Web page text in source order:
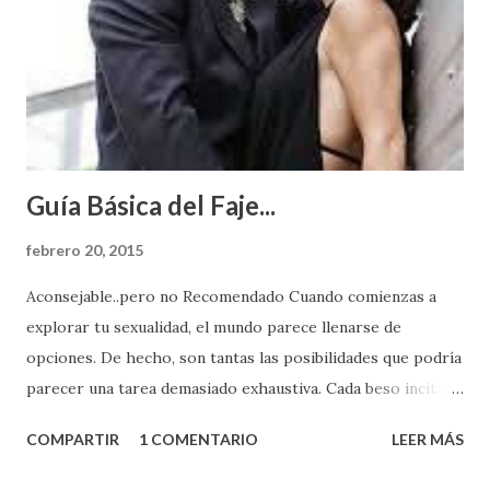
Guía Básica del Faje...
febrero 20, 2015
Aconsejable..pero no Recomendado Cuando comienzas a
explorar tu sexualidad, el mundo parece llenarse de
opciones. De hecho, son tantas las posibilidades que podría
parecer una tarea demasiado exhaustiva. Cada beso incita
partes de ti que jamás hubieras imaginado. El problema es
COMPARTIR 1 COMENTARIO LEER MÁS